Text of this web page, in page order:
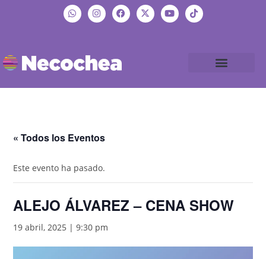
« Todos los Eventos
Este evento ha pasado.
ALEJO ÁLVAREZ – CENA SHOW
19 abril, 2025 | 9:30 pm